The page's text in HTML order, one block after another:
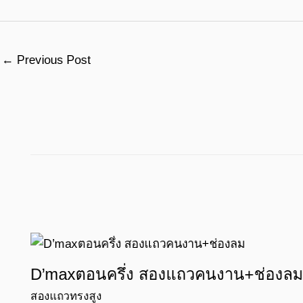
← Previous Post
D’maxตอนครึ่ง สองแถวคนงาน+ช่องลม
สองแถวทรงสูง